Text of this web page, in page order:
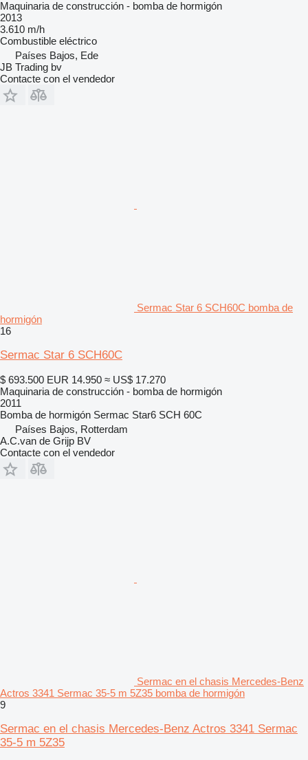
Maquinaria de construcción - bomba de hormigón
2013
3.610 m/h
Combustible eléctrico
Países Bajos, Ede
JB Trading bv
Contacte con el vendedor
Sermac Star 6 SCH60C bomba de
hormigón
16
Sermac Star 6 SCH60C
$ 693.500 EUR 14.950 ≈ US$ 17.270
Maquinaria de construcción - bomba de hormigón
2011
Bomba de hormigón Sermac Star6 SCH 60C
Países Bajos, Rotterdam
A.C.van de Grijp BV
Contacte con el vendedor
Sermac en el chasis Mercedes-Benz
Actros 3341 Sermac 35-5 m 5Z35 bomba de hormigón
9
Sermac en el chasis Mercedes-Benz Actros 3341 Sermac
35-5 m 5Z35